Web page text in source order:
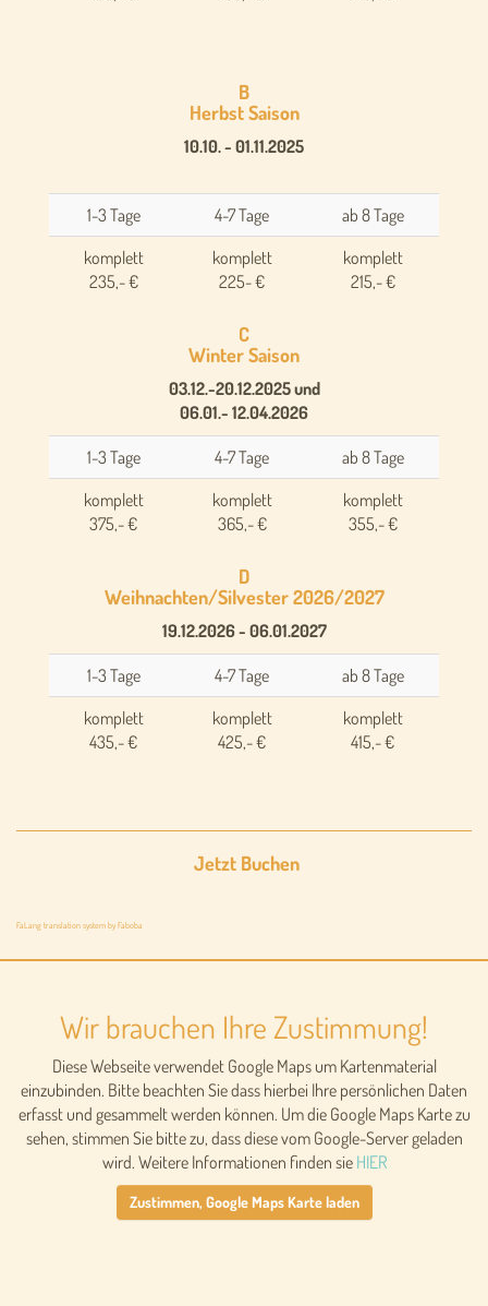
B
Herbst Saison
10.10. - 01.11.2025
1-3 Tage 4-7 Tage
ab 8 Tage
komplett
235,- €
komplett
225- €
komplett
215,- €
C
Winter Saison
03.12.-20.12.2025 und
06.01.- 12.04.2026
1-3 Tage 4-7 Tage
ab 8 Tage
komplett
375,- €
komplett
365,- €
komplett
355,- €
D
Weihnachten/Silvester 2026/2027
19.12.2026 - 06.01.2027
1-3 Tage 4-7 Tage
ab 8 Tage
komplett
435,- €
komplett
425,- €
komplett
415,- €
Jetzt Buchen
FaLang translation system by Faboba
Wir brauchen Ihre Zustimmung!
Diese Webseite verwendet Google Maps um Kartenmaterial
einzubinden. Bitte beachten Sie dass hierbei Ihre persönlichen Daten
erfasst und gesammelt werden können. Um die Google Maps Karte zu
sehen, stimmen Sie bitte zu, dass diese vom Google-Server geladen
wird. Weitere Informationen finden sie HIER